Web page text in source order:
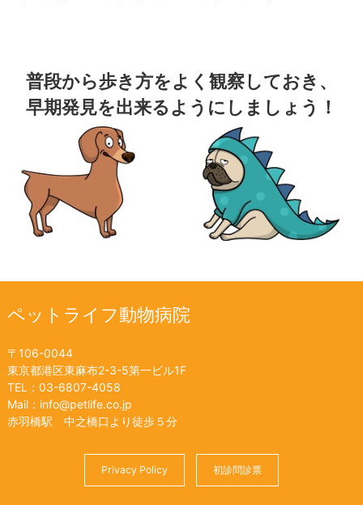
普段から歩き方をよく観察しておき、
早期発見を出来るようにしましょう！
ペットライフ動物病院
〒106-0044
東京都港区東麻布2-3-5第一ビル1F
TEL：03-6807-4058
Mail：info@petlife.co.jp
赤羽橋駅 中之橋口より徒歩５分
Privacy Policy 初診問診票